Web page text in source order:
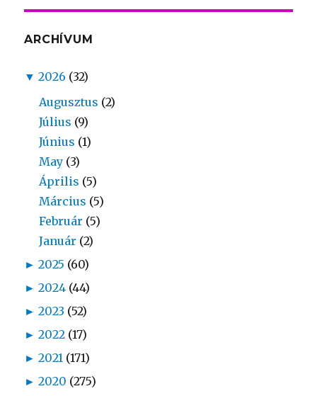
ARCHÍVUM
▼ 2026 (32)
Augusztus (2)
Július (9)
Június (1)
May (3)
Április (5)
Március (5)
Február (5)
Január (2)
► 2025 (60)
► 2024 (44)
► 2023 (52)
► 2022 (17)
► 2021 (171)
► 2020 (275)